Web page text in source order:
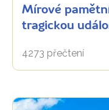
Mírové
tragickou
4273 přečtení